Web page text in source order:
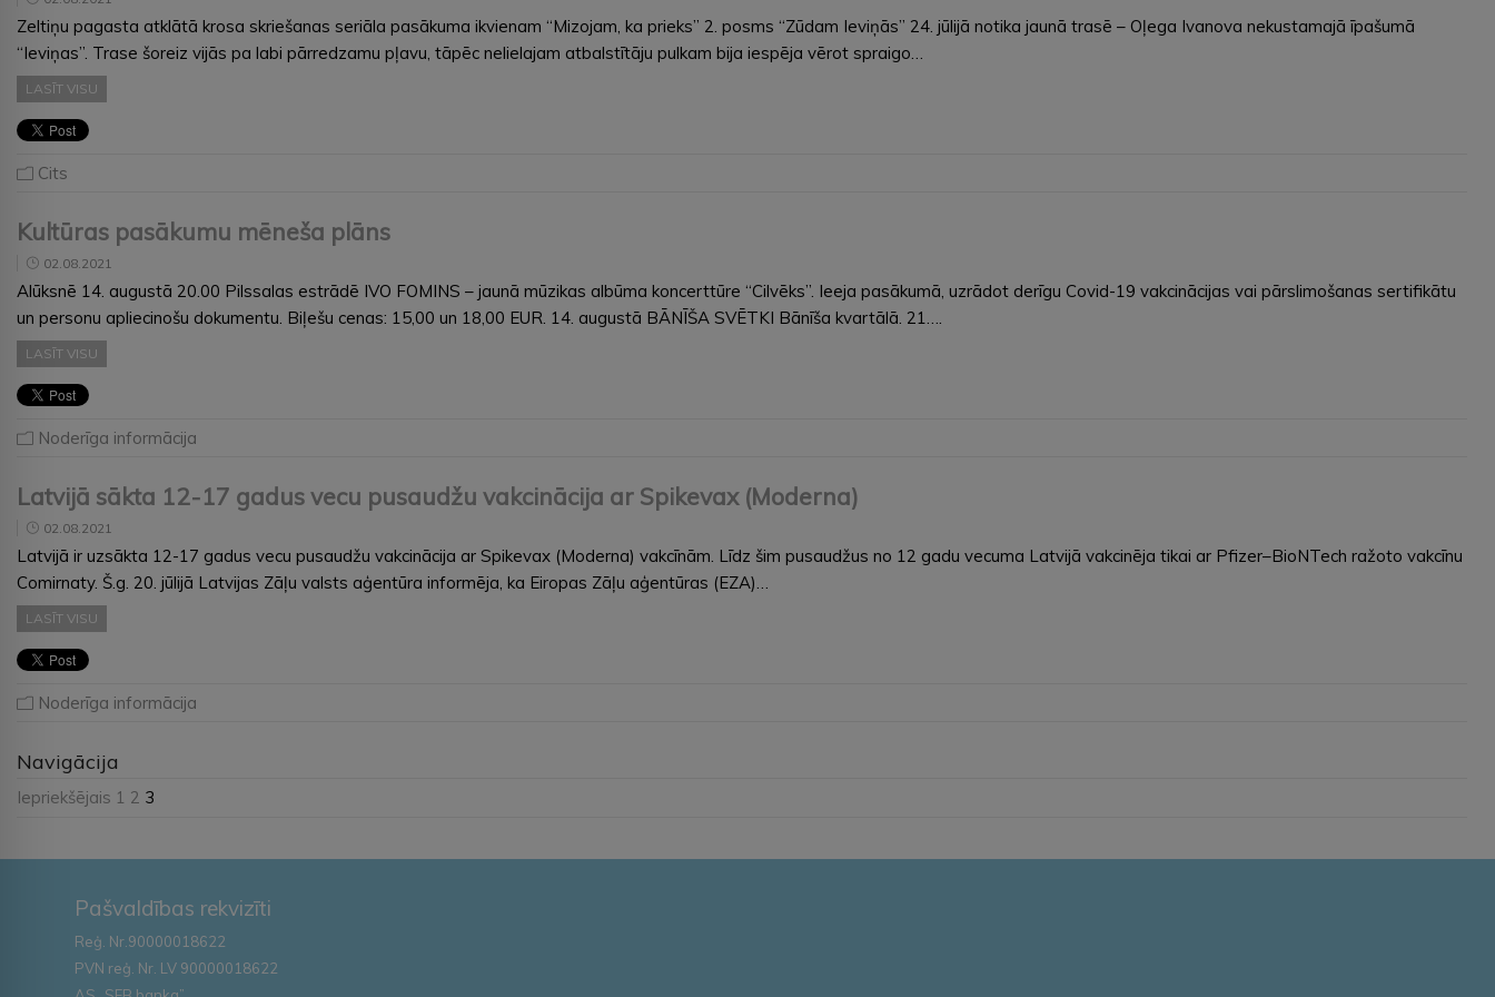
Zeltiņu pagasta atklātā krosa skriešanas seriāla pasākuma ikvienam “Mizojam, ka prieks” 2. posms “Zūdam Ieviņās” 24. jūlijā notika jaunā trasē – Oļega Ivanova nekustamajā īpašumā
“Ieviņas”. Trase šoreiz vijās pa labi pārredzamu pļavu, tāpēc nelielajam atbalstītāju pulkam bija iespēja vērot spraigo…
LASĪT VISU
Cits
Kultūras pasākumu mēneša plāns
02.08.2021
Alūksnē 14. augustā 20.00 Pilssalas estrādē IVO FOMINS – jaunā mūzikas albūma koncerttūre “Cilvēks”. Ieeja pasākumā, uzrādot derīgu Covid-19 vakcinācijas vai pārslimošanas sertifikātu
un personu apliecinošu dokumentu. Biļešu cenas: 15,00 un 18,00 EUR. 14. augustā BĀNĪŠA SVĒTKI Bānīša kvartālā. 21….
LASĪT VISU
Noderīga informācija
Latvijā sākta 12-17 gadus vecu pusaudžu vakcinācija ar Spikevax (Moderna)
02.08.2021
Latvijā ir uzsākta 12-17 gadus vecu pusaudžu vakcinācija ar Spikevax (Moderna) vakcīnām. Līdz šim pusaudžus no 12 gadu vecuma Latvijā vakcinēja tikai ar Pfizer–BioNTech ražoto vakcīnu
Comirnaty. Š.g. 20. jūlijā Latvijas Zāļu valsts aģentūra informēja, ka Eiropas Zāļu aģentūras (EZA)…
LASĪT VISU
Noderīga informācija
Navigācija
Iepriekšējais 1 2 3
Pašvaldības rekvizīti
Reģ. Nr.90000018622
PVN reģ. Nr. LV 90000018622